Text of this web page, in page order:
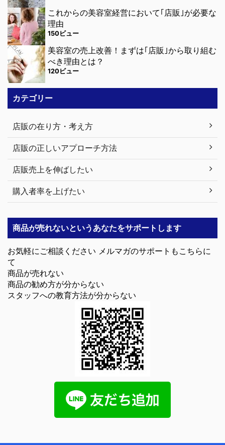
これからの美容室経営において｢店販｣が必要な
理由
150ビュー
美容室の売上改善！まずは｢店販｣から取り組む
べき理由とは？
120ビュー
カテゴリー
店販の在り方・考え方
店販の正しいアプローチ方法
店販売上を伸ばしたい
購入者率を上げたい
商品が売れないというあなたをサポートします
お気軽にご相談ください メルマガのサポートもこちらに
て
商品が売れない
商品の勧め方が分からない
スタッフへの教育方法が分からない